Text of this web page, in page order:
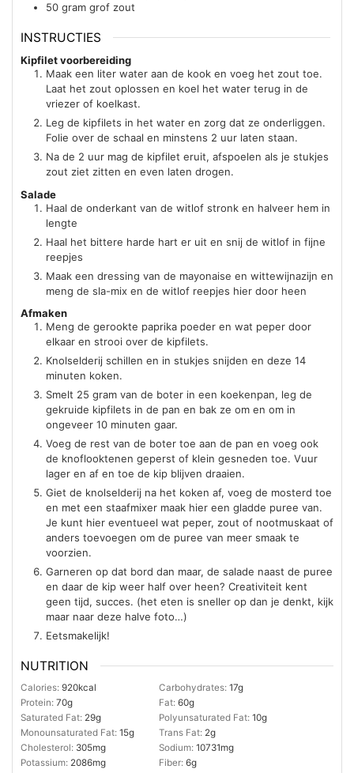
50 gram grof zout
INSTRUCTIES
Kipfilet voorbereiding
Maak een liter water aan de kook en voeg het zout toe.
Laat het zout oplossen en koel het water terug in de
vriezer of koelkast.
Leg de kipfilets in het water en zorg dat ze onderliggen.
Folie over de schaal en minstens 2 uur laten staan.
Na de 2 uur mag de kipfilet eruit, afspoelen als je stukjes
zout ziet zitten en even laten drogen.
Salade
Haal de onderkant van de witlof stronk en halveer hem in
lengte
Haal het bittere harde hart er uit en snij de witlof in fijne
reepjes
Maak een dressing van de mayonaise en wittewijnazijn en
meng de sla-mix en de witlof reepjes hier door heen
Afmaken
Meng de gerookte paprika poeder en wat peper door
elkaar en strooi over de kipfilets.
Knolselderij schillen en in stukjes snijden en deze 14
minuten koken.
Smelt 25 gram van de boter in een koekenpan, leg de
gekruide kipfilets in de pan en bak ze om en om in
ongeveer 10 minuten gaar.
Voeg de rest van de boter toe aan de pan en voeg ook
de knoflooktenen geperst of klein gesneden toe. Vuur
lager en af en toe de kip blijven draaien.
Giet de knolselderij na het koken af, voeg de mosterd toe
en met een staafmixer maak hier een gladde puree van.
Je kunt hier eventueel wat peper, zout of nootmuskaat of
anders toevoegen om de puree van meer smaak te
voorzien.
Garneren op dat bord dan maar, de salade naast de puree
en daar de kip weer half over heen? Creativiteit kent
geen tijd, succes. (het eten is sneller op dan je denkt, kijk
maar naar deze halve foto…)
Eetsmakelijk!
NUTRITION
Calories: 920kcal Carbohydrates: 17g
Protein: 70g Fat: 60g
Saturated Fat: 29g Polyunsaturated Fat: 10g
Monounsaturated Fat: 15g Trans Fat: 2g
Cholesterol: 305mg Sodium: 10731mg
Potassium: 2086mg Fiber: 6g